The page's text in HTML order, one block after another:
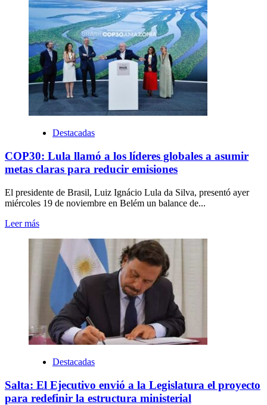
Destacadas
COP30: Lula llamó a los líderes globales a asumir
metas claras para reducir emisiones
El presidente de Brasil, Luiz Ignácio Lula da Silva, presentó ayer
miércoles 19 de noviembre en Belém un balance de...
Leer más
Destacadas
Salta: El Ejecutivo envió a la Legislatura el proyecto
para redefinir la estructura ministerial